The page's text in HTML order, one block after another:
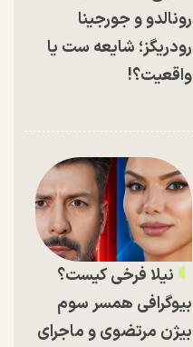
رونالدو و جورجینا
رودریگز؛ شایعه ست یا
واقعیت؟!
نیلا فرخی کیست؟
بیوگرافی همسر سوم
بیژن مرتضوی و ماجرای